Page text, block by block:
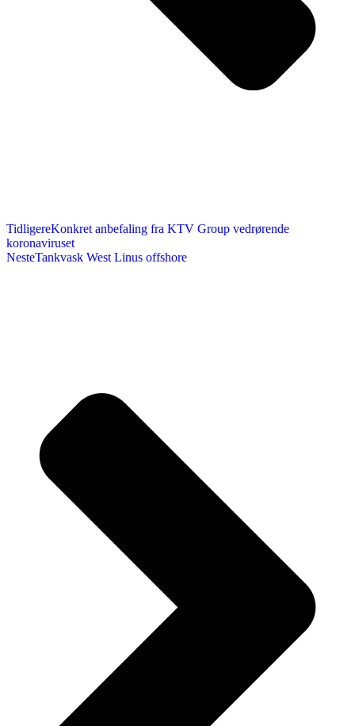
TidligereKonkret anbefaling fra KTV Group vedrørende
koronaviruset
NesteTankvask West Linus offshore